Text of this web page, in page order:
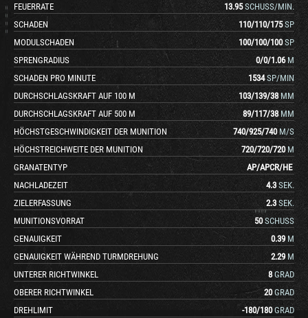
FEUERRATE 13.95 SCHUSS/MIN.
SCHADEN
110/110/175 SP
MODULSCHADEN
100/100/100 SP
SPRENGRADIUS
0/0/1.06 M
SCHADEN PRO MINUTE
1534 SP/MIN
DURCHSCHLAGSKRAFT AUF 100 M
103/139/38 MM
DURCHSCHLAGSKRAFT AUF 500 M
89/117/38 MM
HÖCHSTGESCHWINDIGKEIT DER MUNITION
740/925/740 M/S
HÖCHSTREICHWEITE DER MUNITION
720/720/720 M
GRANATENTYP
AP/APCR/HE
NACHLADEZEIT
4.3 SEK.
ZIELERFASSUNG
2.3 SEK.
MUNITIONSVORRAT
50 SCHUSS
GENAUIGKEIT
0.39 M
GENAUIGKEIT WÄHREND TURMDREHUNG
2.29 M
UNTERER RICHTWINKEL
8 GRAD
OBERER RICHTWINKEL
20 GRAD
DREHLIMIT
-180/180 GRAD